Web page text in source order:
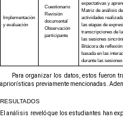
Implementación
y evaluación
Cuestionario
Revisión
documental
Observación
participante
expectativas y
Matriz de análisis
actividades
las etapas de
transcripciones de
las sesiones
Bitácora de
basada en las
durante las
Para organizar los datos, estos fueron
apriorísticas previamente mencionadas.
RESULTADOS
El análisis reveló que los estudiantes han